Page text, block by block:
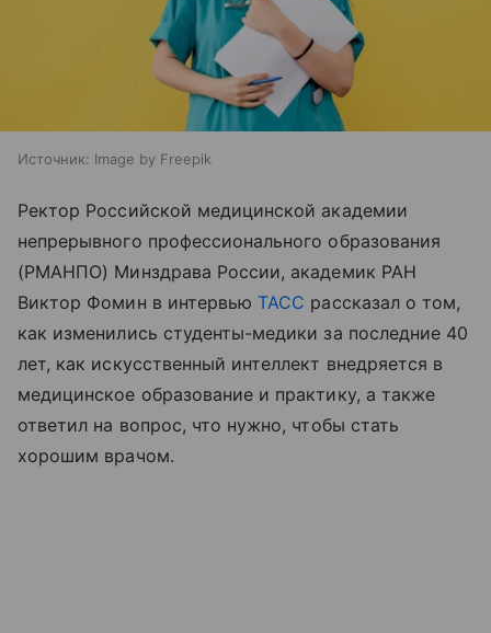
Источник: Image by Freepik
Ректор Российской медицинской академии
непрерывного профессионального образования
(РМАНПО) Минздрава России, академик РАН
Виктор Фомин в интервью ТАСС рассказал о том,
как изменились студенты-медики за последние 40
лет, как искусственный интеллект внедряется в
медицинское образование и практику, а также
ответил на вопрос, что нужно, чтобы стать
хорошим врачом.